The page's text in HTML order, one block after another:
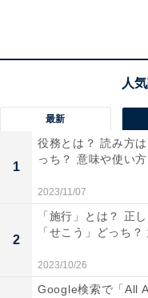
最新
1
役務とは？ 読み方
っち？ 意味や使い
2023/11/07
2
「施行」とは？ 正
「せこう」どっち
2023/10/26
Google検索で「All